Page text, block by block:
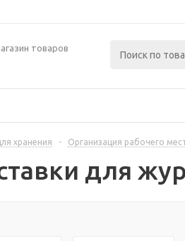
товаров
хранения - Организация рабочего
для